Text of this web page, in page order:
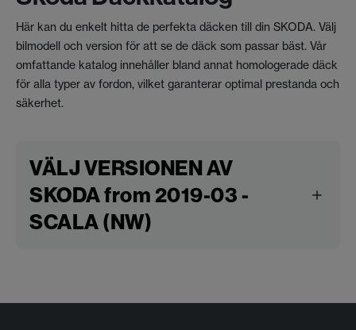
Här kan du enkelt hitta de perfekta däcken till din SKODA. Välj
bilmodell och version för att se de däck som passar bäst. Vår
omfattande katalog innehåller bland annat homologerade däck
för alla typer av fordon, vilket garanterar optimal prestanda och
säkerhet.
VÄLJ VERSIONEN AV
SKODA from 2019-03 -
SCALA (NW)